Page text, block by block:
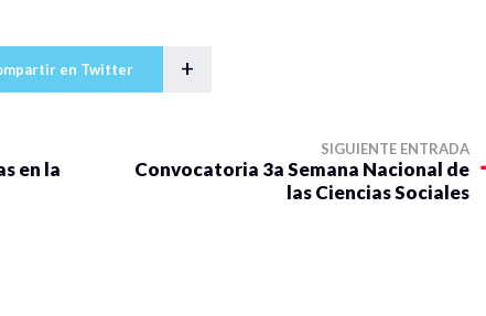
en Twitter +
en la
SIGUIENTE ENTRADA
Convocatoria 3a Semana Nacional de
las Ciencias Sociales